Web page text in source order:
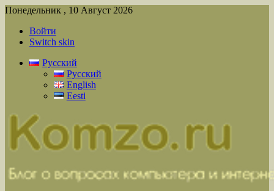
Понедельник , 10 Август 2026
Войти
Switch skin
Русский
Русский
English
Eesti